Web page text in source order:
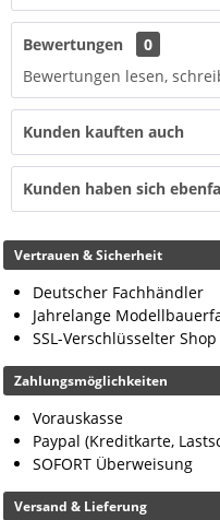
Bewertungen
0
Bewertungen lesen,
Kunden kauften auch
Kunden haben sich
Vertrauen & Sicherheit
Deutscher Fachhändler
Jahrelange
SSL-Verschlüsselter Shop
Zahlungsmöglichkeiten
Vorauskasse
Paypal (Kreditkarte,
SOFORT Überweisung
Versand & Lieferung